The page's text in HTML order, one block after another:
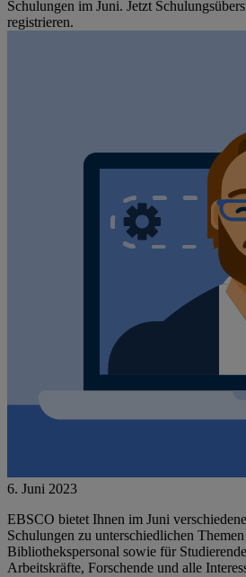
Schulungen im Juni. Jetzt
registrieren.
6. Juni 2023
EBSCO bietet Ihnen im Juni
Schulungen zu unterschiedlichen
Bibliothekspersonal sowie für
Arbeitskräfte, Forschende und alle